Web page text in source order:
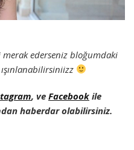
ederseniz bloğumdaki
, ve Facebook ile
haberdar olabilirsiniz.